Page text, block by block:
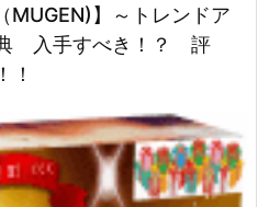
次へ
】～トレンドア
入手すべき！？ 評